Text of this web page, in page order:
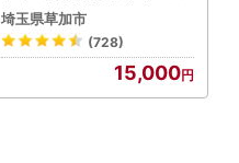
ック 4ロール×6P
埼玉県草加市
(728)
15,000